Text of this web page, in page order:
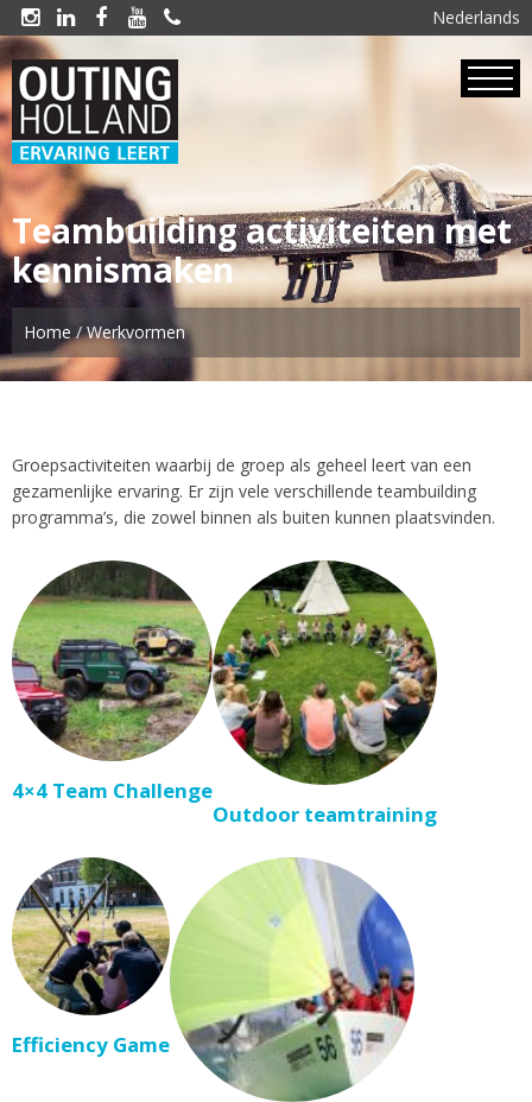
Nederlands
    
Teambuildingactiviteiten met
kennismaken
Home/Werkvormen
Groepsactiviteiten waarbij de groep als geheel leert van een
gezamenlijke ervaring. Er zijn vele verschillende teambuilding
programma’s, die zowel binnen als buiten kunnen plaatsvinden.
4×4 Team Challenge
Outdoor teamtraining
Efficiency Game